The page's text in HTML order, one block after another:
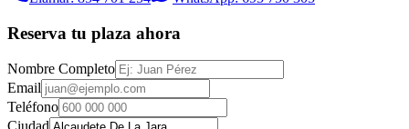
Reserva tu plaza ahora
Nombre Completo
Email
Teléfono